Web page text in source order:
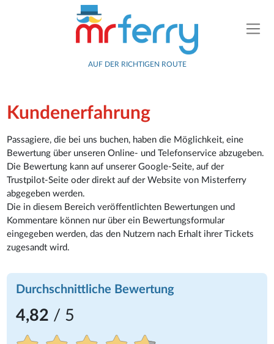
AUF DER RICHTIGEN ROUTE
Kundenerfahrung
Passagiere, die bei uns buchen, haben die Möglichkeit, eine
Bewertung über unseren Online- und Telefonservice abzugeben.
Die Bewertung kann auf unserer Google-Seite, auf der
Trustpilot-Seite oder direkt auf der Website von Misterferry
abgegeben werden.
Die in diesem Bereich veröffentlichten Bewertungen und
Kommentare können nur über ein Bewertungsformular
eingegeben werden, das den Nutzern nach Erhalt ihrer Tickets
zugesandt wird.
Durchschnittliche Bewertung
4,82 / 5